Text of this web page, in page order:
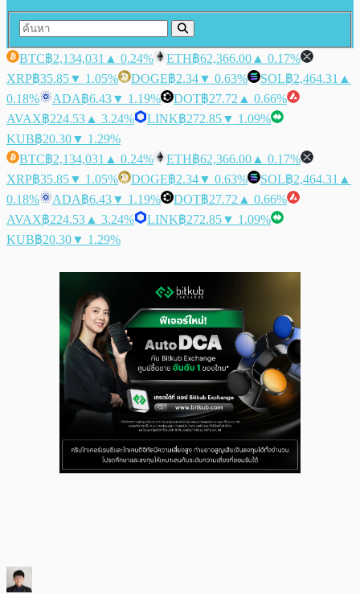
BTC฿2,134,031 ▲ 0.24% ETH฿62,366.00 ▲ 0.17%
XRP฿35.85▼ 1.05% DOGE฿2.34▼ 0.63% SOL฿2,464.31 ▲
0.18%
ADA฿6.43▼ 1.19% DOT฿27.72 ▲ 0.66%
AVAX฿224.53 ▲ 3.24% LINK฿272.85▼ 1.09%
KUB฿20.30▼ 1.29%
BTC฿2,134,031 ▲ 0.24% ETH฿62,366.00 ▲ 0.17%
XRP฿35.85▼ 1.05% DOGE฿2.34▼ 0.63% SOL฿2,464.31 ▲
0.18%
ADA฿6.43▼ 1.19% DOT฿27.72 ▲ 0.66%
AVAX฿224.53 ▲ 3.24% LINK฿272.85▼ 1.09%
KUB฿20.30▼ 1.29%